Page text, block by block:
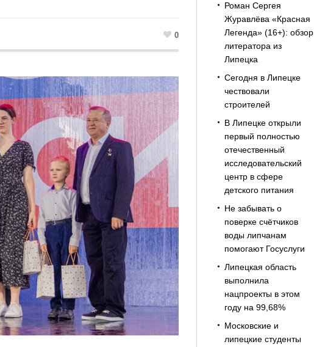
0
Роман Сергея
Журавлёва «Красная
Легенда» (16+): обзор
литератора из
Липецка
Сегодня в Липецке
чествовали
строителей
В Липецке открыли
первый полностью
отечественный
исследовательский
центр в сфере
детского питания
Не забывать о
поверке счётчиков
воды липчанам
помогают Госуслуги
Липецкая область
выполнила
нацпроекты в этом
году на 99,68%
Московские и
липецкие студенты